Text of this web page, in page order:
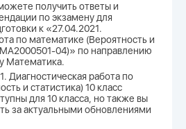
получить ответы и
по экзамену для
к «27.04.2021.
по математике (Вероятность и
04)» по направлению
Математика.
Диагностическая работа по
и статистика) 10 класс
для 10 класса, но также вы
за актуальными обновлениями